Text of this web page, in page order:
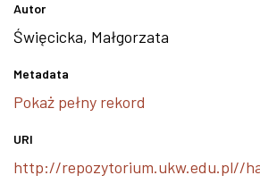
Autor
Święcicka, Małgorzata
Metadata
Pokaż pełny rekord
URI
http://repozytorium.ukw.edu.pl//